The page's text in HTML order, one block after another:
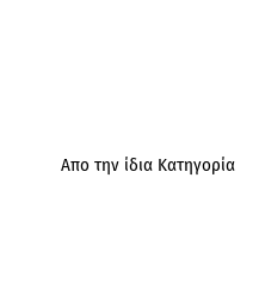
Απο την ίδια Κατηγορία